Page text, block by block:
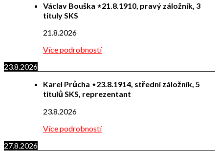
Václav Bouška ⋆21.8.1910, pravý záložník, 3
tituly SKS
21.8.2026
Více podrobností
23.8.2026
Karel Průcha ⋆23.8.1914, střední záložník, 5
titulů SKS, reprezentant
23.8.2026
Více podrobností
27.8.2026